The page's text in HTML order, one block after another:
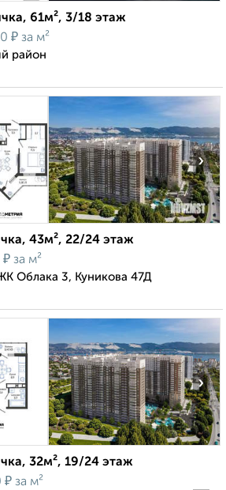
61м², 3/18 этаж
₽ за м²
район
›
43м², 22/24 этаж
₽ за м²
Облака 3, Куникова 47Д
›
32м², 19/24 этаж
₽ за м²